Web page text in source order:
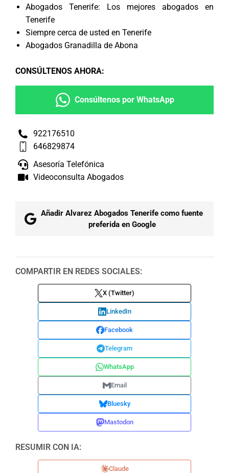
Abogados Tenerife: Los mejores abogados en
Tenerife
Siempre cerca de usted en Tenerife
Abogados Granadilla de Abona
CONSÚLTENOS AHORA:
Consúltenos por WhatsApp
922176510
646829874
Asesoría Telefónica
Videoconsulta Abogados
Añadir Alvarez Abogados Tenerife como fuente
preferida en Google
COMPARTIR EN REDES SOCIALES:
X (Twitter)
LinkedIn
Facebook
Telegram
WhatsApp
Email
Bluesky
Mastodon
RESUMIR CON IA:
Claude